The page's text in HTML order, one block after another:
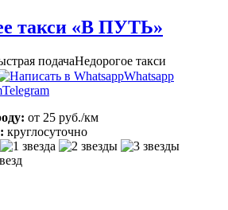
такси «В ПУТЬ»
подачаНедорогое такси
Whatsapp
Telegram
от 25 руб./км
круглосуточно